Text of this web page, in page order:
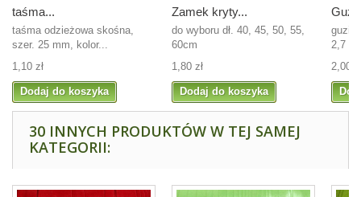
taśma...
taśma odzieżowa skośna,
szer. 25 mm, kolor...
1,10 zł
Dodaj do koszyka
Zamek kryty...
do wyboru dł. 40, 45, 50, 55,
60cm
1,80 zł
Dodaj do koszyka
guzik
2,7
2,00
30 INNYCH PRODUKTÓW W TEJ SAMEJ
KATEGORII: